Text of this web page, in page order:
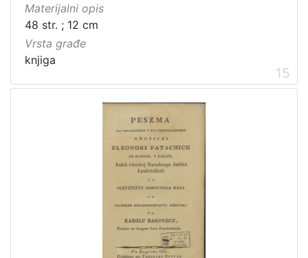
Materijalni opis
48 str. ; 12 cm
Vrsta građe
knjiga
15